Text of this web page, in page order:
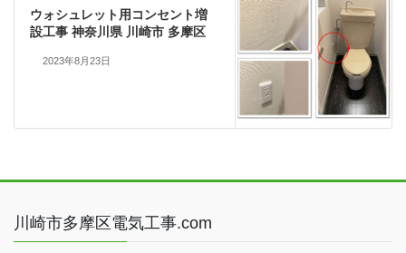
ウォシュレット用コンセント増
設工事 神奈川県 川崎市 多摩区
2023年8月23日
川崎市多摩区電気工事.com